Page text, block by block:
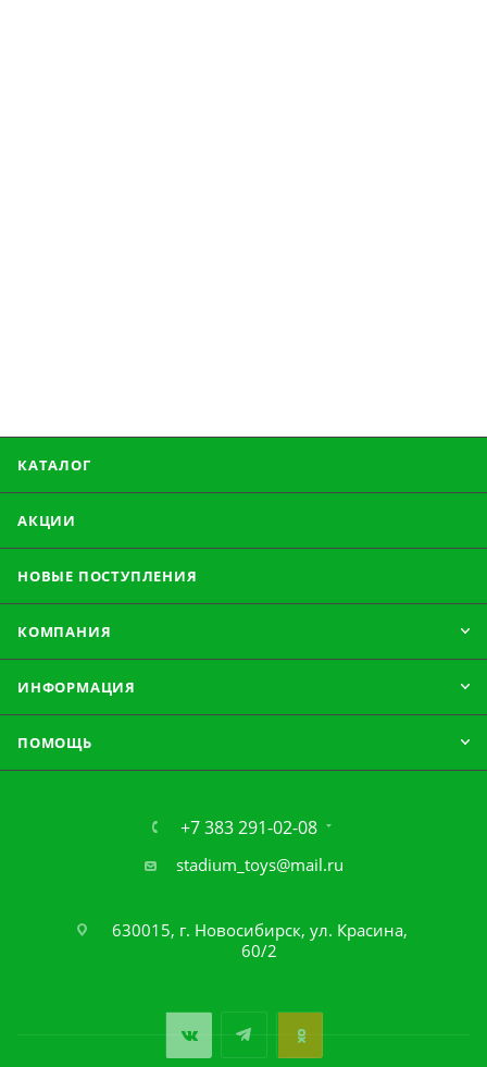
КАТАЛОГ
АКЦИИ
НОВЫЕ ПОСТУПЛЕНИЯ
КОМПАНИЯ
ИНФОРМАЦИЯ
ПОМОЩЬ
+7 383 291-02-08
stadium_toys@mail.ru
630015, г. Новосибирск, ул. Красина,
60/2